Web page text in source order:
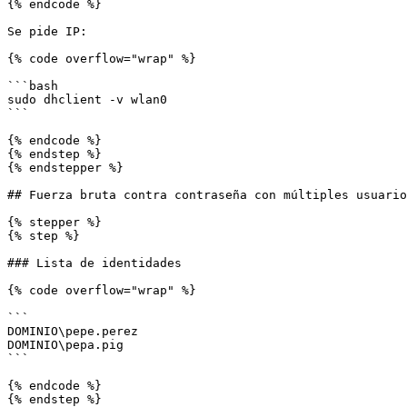
{% endcode %}
Se pide IP:
{% code overflow="wrap" %}
```bash
sudo dhclient -v wlan0
```
{% endcode %}
{% endstep %}
{% endstepper %}
## Fuerza bruta contra contraseña con múltiples
{% stepper %}
{% step %}
### Lista de identidades
{% code overflow="wrap" %}
```
DOMINIO\pepe.perez
DOMINIO\pepa.pig
```
{% endcode %}
{% endstep %}